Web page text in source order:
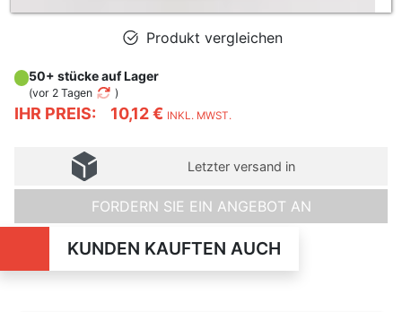
Produkt vergleichen
IHR PREIS: 10,12 € INKL. MWST.
50+ stücke auf Lager
(vor 2 Tagen )
Letzter versand in
FORDERN SIE EIN ANGEBOT AN
KUNDEN KAUFTEN AUCH